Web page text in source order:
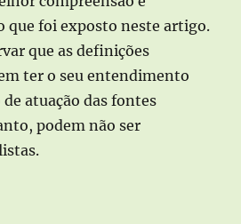
que foi exposto neste artigo.
que as definições
ter o seu entendimento
atuação das fontes
podem não ser